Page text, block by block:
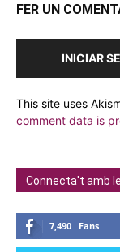
FER UN
INICIAR
This site uses
comment data is
Connecta't amb
7,490 Fans